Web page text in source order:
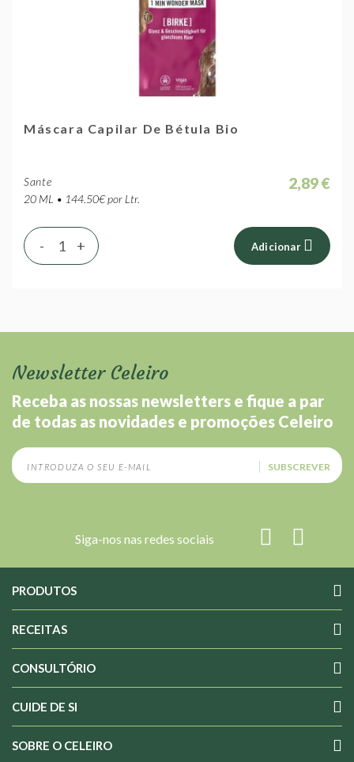
Máscara Capilar De Bétula Bio
Sante
20 ML • 144.50€ por Ltr.
2,89 €
+
- Adicionar
Newsletter Celeiro
Receba as nossas newsletters e fique a par
de todas as novidades e promoções Celeiro
SUBSCREVER
Siga-nos nas redes sociais
PRODUTOS
RECEITAS
CONSULTÓRIO
CUIDE DE SI
SOBRE O CELEIRO